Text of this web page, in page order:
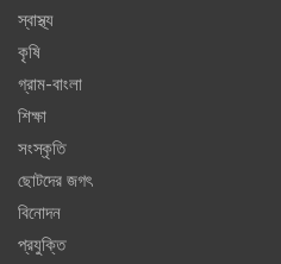
স্বাস্থ্য
কৃষি
গ্রাম-বাংলা
শিক্ষা
সংস্কৃতি
ছোটদের জগৎ
বিনোদন
প্রযুক্তি